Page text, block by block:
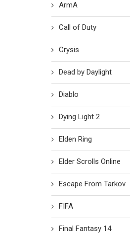
ArmA
Call of Duty
Crysis
Dead by Daylight
Diablo
Dying Light 2
Elden Ring
Elder Scrolls Online
Escape From Tarkov
FIFA
Final Fantasy 14